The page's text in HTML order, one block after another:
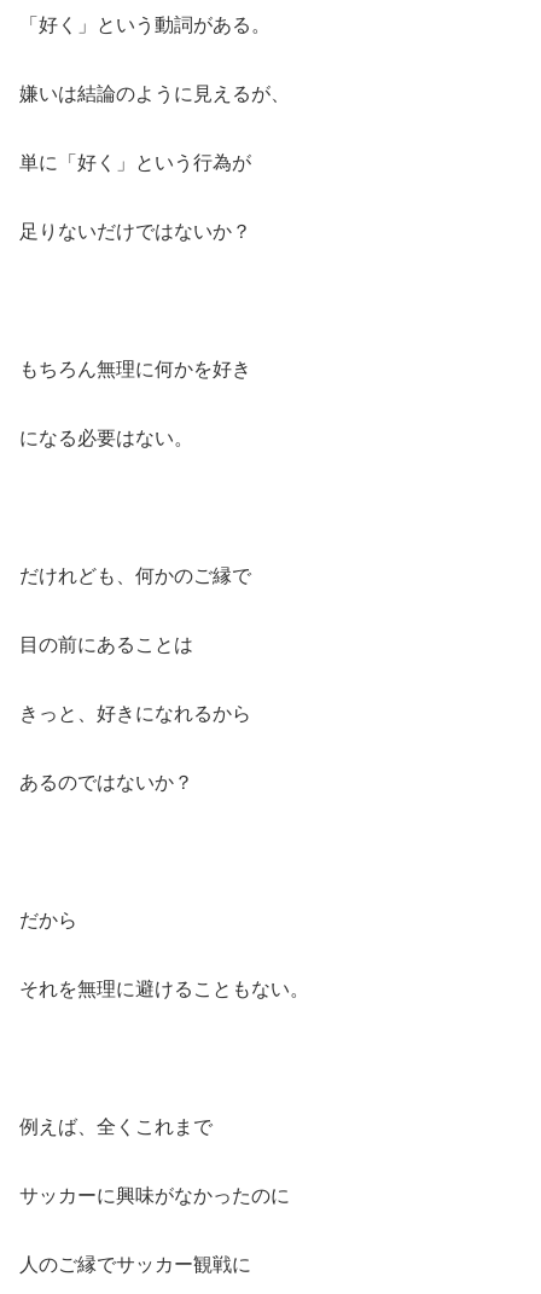
「好く」という動詞がある。
嫌いは結論のように見えるが、
単に「好く」という行為が
足りないだけではないか？
もちろん無理に何かを好き
になる必要はない。
だけれども、何かのご縁で
目の前にあることは
きっと、好きになれるから
あるのではないか？
だから
それを無理に避けることもない。
例えば、全くこれまで
サッカーに興味がなかったのに
人のご縁でサッカー観戦に